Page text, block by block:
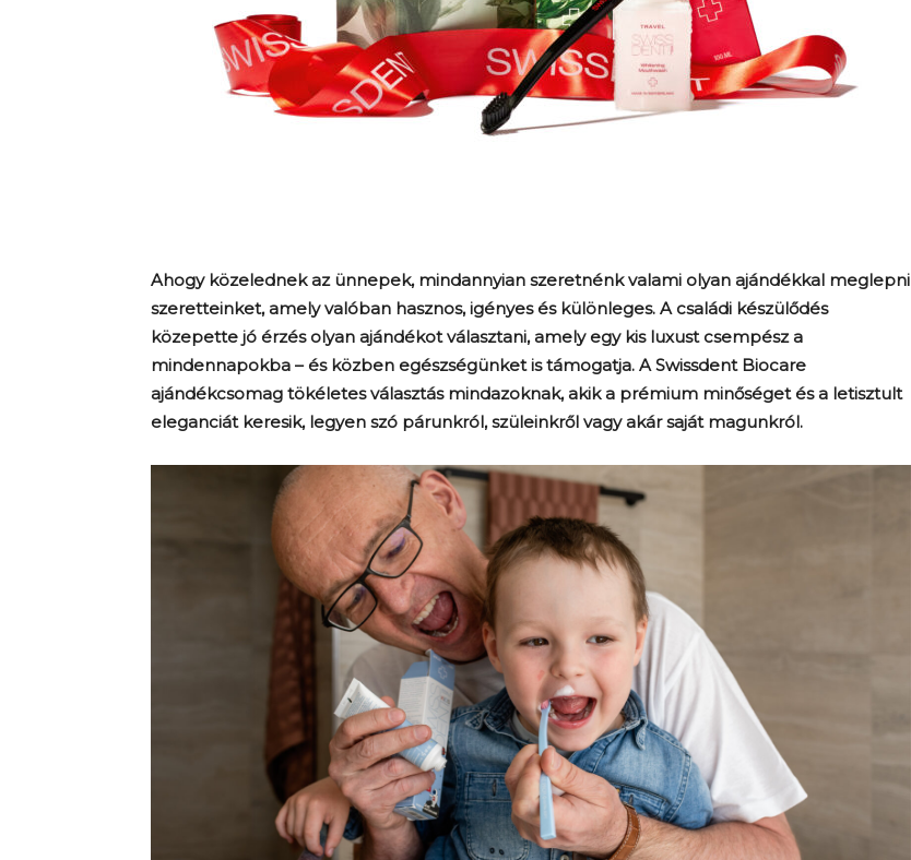
Ahogy közelednek az ünnepek, mindannyian szeretnénk valami olyan ajándékkal meglepni
szeretteinket, amely valóban hasznos, igényes és különleges. A családi készülődés
közepette jó érzés olyan ajándékot választani, amely egy kis luxust csempész a
mindennapokba – és közben egészségünket is támogatja. A Swissdent Biocare
ajándékcsomag tökéletes választás mindazoknak, akik a prémium minőséget és a letisztult
eleganciát keresik, legyen szó párunkról, szüleinkről vagy akár saját magunkról.